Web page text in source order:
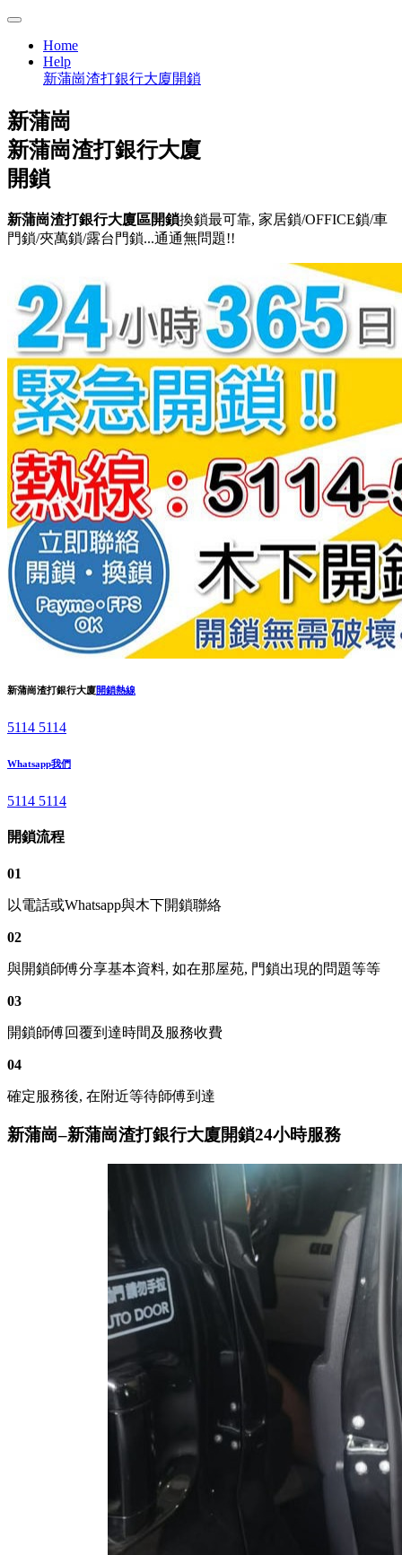
Home
Help
新蒲崗渣打銀行大廈開鎖
新蒲崗
新蒲崗渣打銀行大廈
開鎖
新蒲崗渣打銀行大廈區開鎖換鎖最可靠, 家居鎖/OFFICE鎖/車
門鎖/夾萬鎖/露台門鎖...通通無問題!!
新蒲崗渣打銀行大廈開鎖熱線
5114 5114
Whatsapp我們
5114 5114
開鎖流程
01
以電話或Whatsapp與木下開鎖聯絡
02
與開鎖師傅分享基本資料, 如在那屋苑, 門鎖出現的問題等等
03
開鎖師傅回覆到達時間及服務收費
04
確定服務後, 在附近等待師傅到達
新蒲崗–新蒲崗渣打銀行大廈開鎖24小時服務